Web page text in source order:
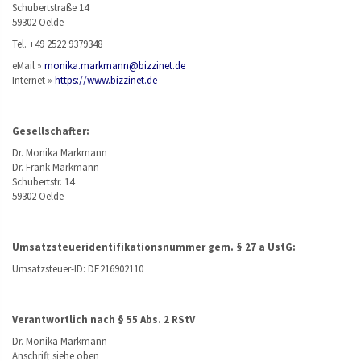
Schubertstraße 14
59302 Oelde
Tel. +49 2522 9379348
eMail » monika.markmann@bizzinet.de
Internet » https://www.bizzinet.de
Gesellschafter:
Dr. Monika Markmann
Dr. Frank Markmann
Schubertstr. 14
59302 Oelde
Umsatzsteueridentifikationsnummer gem. § 27 a UstG:
Umsatzsteuer-ID: DE216902110
Verantwortlich nach § 55 Abs. 2 RStV
Dr. Monika Markmann
Anschrift siehe oben